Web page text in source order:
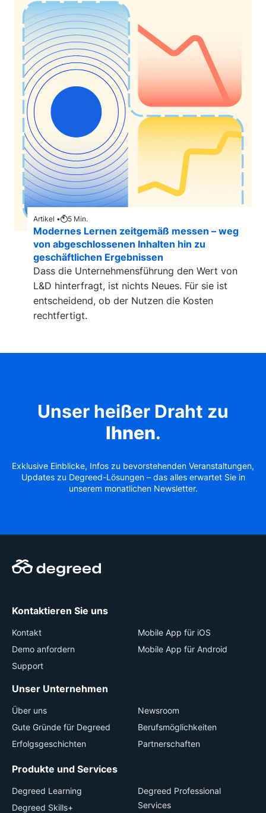
Artikel • 5 Min.
Modernes Lernen zeitgemäß messen – weg
von abgeschlossenen Inhalten hin zu
geschäftlichen Ergebnissen
Dass die Unternehmensführung den Wert von
L&D hinterfragt, ist nichts Neues. Für sie ist
entscheidend, ob der Nutzen die Kosten
rechtfertigt.
Unser heißer Draht zu
Ihnen.
Exklusive Einblicke, Infos zu bevorstehenden Veranstaltungen,
Updates zu Degreed-Lösungen – das alles erwartet Sie in
unserem monatlichen Newsletter.
Kontaktieren Sie uns
Kontakt
Demo anfordern
Support
Mobile App für iOS
Mobile App für Android
Unser Unternehmen
Über uns
Gute Gründe für Degreed
Erfolgsgeschichten
Newsroom
Berufsmöglichkeiten
Partnerschaften
Produkte und Services
Degreed Learning
Degreed Skills+
Degreed Professional
Services